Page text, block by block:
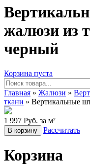
жалюзи из
черный
Корзина пуста
Главная » Жалюзи »
ткани » Вертикальные
1 997 Руб. за м²
В корзину Рассчитать
Корзина